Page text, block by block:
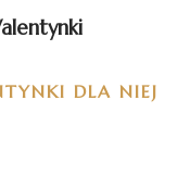
DLA NIEJ